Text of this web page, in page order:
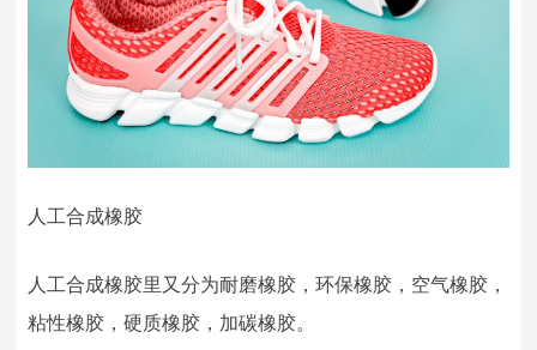
人工合成橡胶
人工合成橡胶里又分为耐磨橡胶，环保橡胶，空气橡胶，
粘性橡胶，硬质橡胶，加碳橡胶。